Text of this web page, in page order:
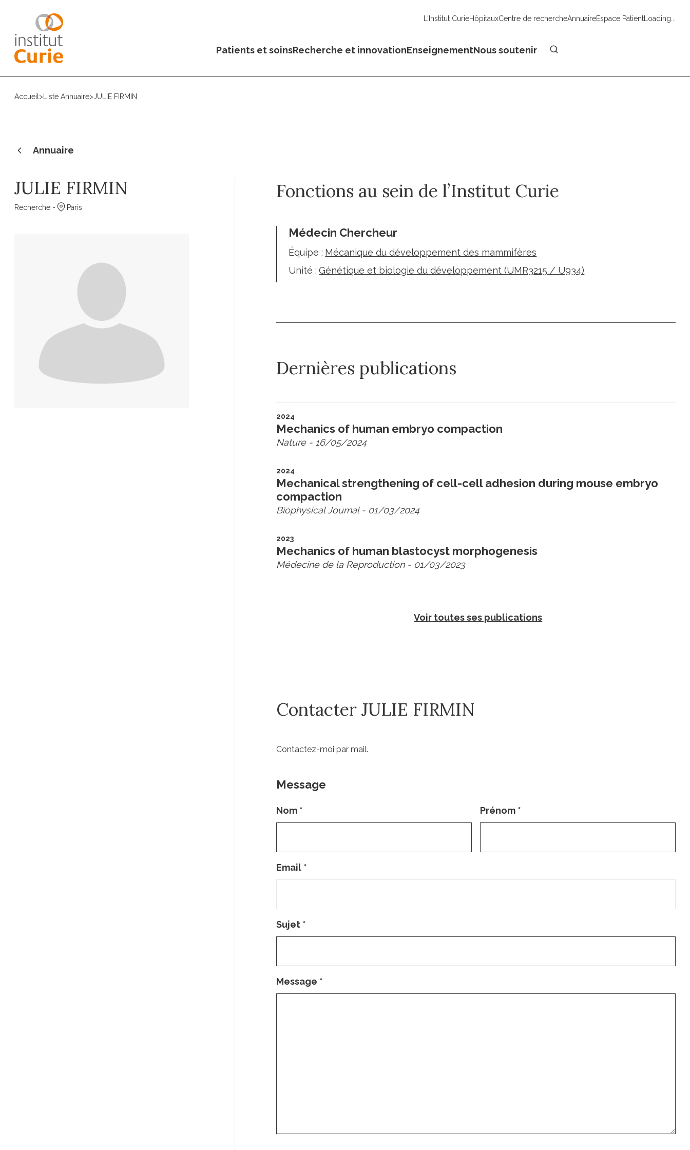
L'Institut CurieHôpitauxCentre de rechercheAnnuaireEspace PatientLoading...
Patients et soinsRecherche et innovationEnseignementNous soutenir
Accueil > Liste Annuaire>JULIE FIRMIN
Annuaire
JULIE FIRMIN
Recherche - Paris
Fonctions au sein de l’Institut Curie
Médecin Chercheur
Équipe : Mécanique du développement des mammifères
Unité : Génétique et biologie du développement (UMR3215 / U934)
Dernières publications
2024
Mechanics of human embryo compaction
Nature- 16/05/2024
2024
Mechanical strengthening of cell-cell adhesion during mouse embryo
compaction
Biophysical Journal- 01/03/2024
2023
Mechanics of human blastocyst morphogenesis
Médecine de la Reproduction- 01/03/2023
Voir toutes ses publications
Contacter JULIE FIRMIN
Contactez-moi par mail.
Message
Nom * Prénom *
Email *
Sujet *
Message *